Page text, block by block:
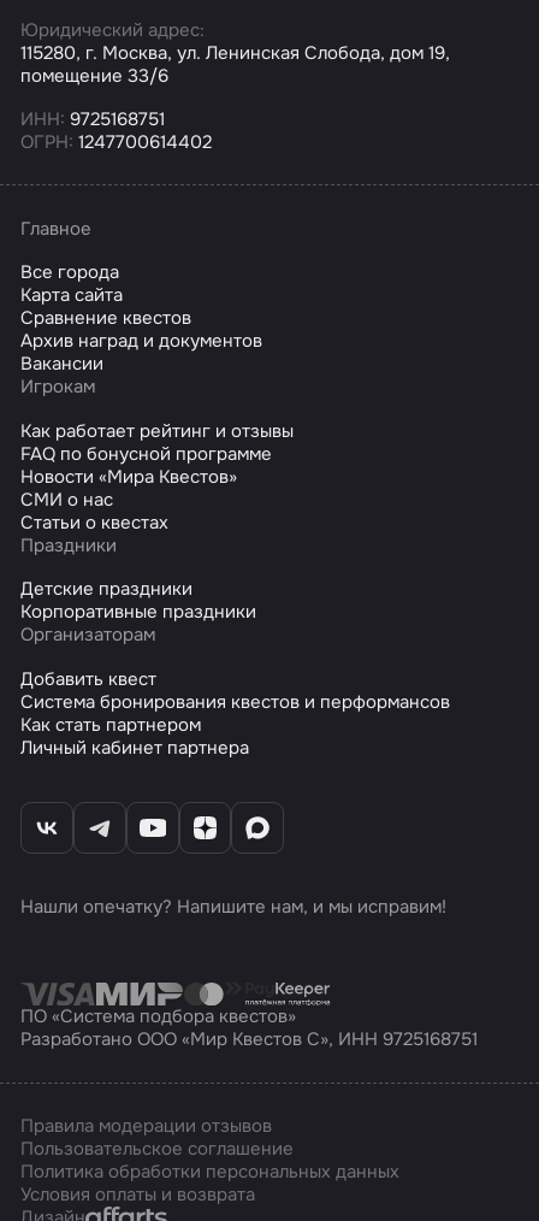
Юридический адрес:
115280, г. Москва, ул. Ленинская Слобода, дом 19,
помещение 33/6
ИНН: 9725168751
ОГРН: 1247700614402
Главное
Все города
Карта сайта
Сравнение квестов
Архив наград и документов
Вакансии
Игрокам
Как работает рейтинг и отзывы
FAQ по бонусной программе
Новости «Мира Квестов»
СМИ о нас
Статьи о квестах
Праздники
Детские праздники
Корпоративные праздники
Организаторам
Добавить квест
Система бронирования квестов и перформансов
Как стать партнером
Личный кабинет партнера
Нашли опечатку? Напишите нам, и мы исправим!
ПО «Система подбора квестов»
Разработано ООО «Мир Квестов С», ИНН 9725168751
Правила модерации отзывов
Пользовательское соглашение
Политика обработки персональных данных
Условия оплаты и возврата
Affarts